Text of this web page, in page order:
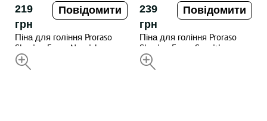
219
грн
Повідомити
Піна для гоління Proraso
Shaving Foam Nourish
Sandalwood 300ML
239
грн
Повідомити
Піна для гоління Proraso
Shaving Foam Sensitive
Green Tea 300ML